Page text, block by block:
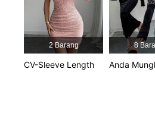
4.89 14K
4.89 14K
2 Barang
CV-Sleeve Length
8
Anda